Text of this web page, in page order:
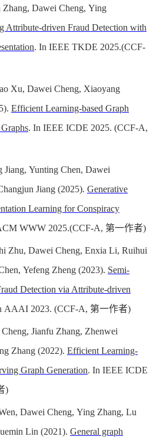
Dawei Cheng, Ying
Attribute-driven Fraud Detection with
. In IEEE TKDE 2025.(CCF-
Xu, Dawei Cheng, Xiaoyang
Efficient Learning-based Graph
. In IEEE ICDE 2025. (CCF-A,
Yunting Chen, Dawei
Jiang (2025). Generative
Learning for Conspiracy
WWW 2025.(CCF-A, 第一作者)
Zhu, Dawei Cheng, Enxia Li, Ruihui
Yefeng Zheng (2023). Semi-
Detection via Attribute-driven
AAAI 2023. (CCF-A, 第一作者)
Jianfu Zhang, Zhenwei
Zhang (2022). Efficient Learning-
Graph Generation. In IEEE ICDE
)
Dawei Cheng, Ying Zhang, Lu
Lin (2021). General graph